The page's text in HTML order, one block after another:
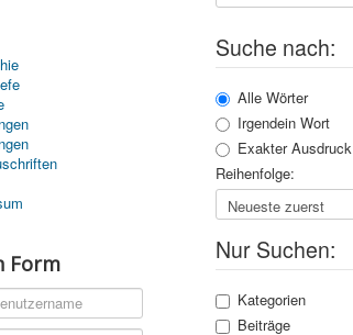
Form
Suche nach:
Alle Wörter
Irgendein Wort
Exakter Ausdruck
Reihenfolge:
Nur Suchen:
Kategorien
Beiträge